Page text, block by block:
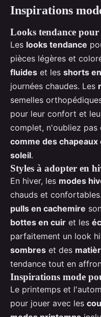
Inspirations
Looks tendance pour
Les looks tendance
pièces légères et
fluides et les shorts
journées chaudes. Les
semelles
pour leur confort et
complet, n'oubliez pas
comme des chapeaux
soleil.
Styles à adopter en
En hiver, les modes
chauds et
pulls en cachemire
bottes en cuir et les
parfaitement un look
sombres et des
tendance tout en
Inspirations mode
Le printemps et
pour jouer avec les